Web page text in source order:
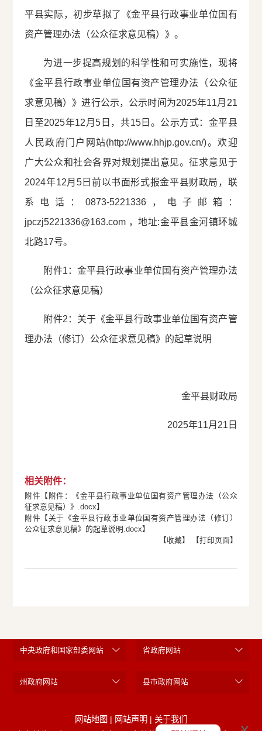
平县实际，初步草拟了《金平县行政事业单位国有
资产管理办法（公众征求意见稿）》。
为进一步提高规划的科学性和可实施性，现将
《金平县行政事业单位国有资产管理办法（公众征
求意见稿）》进行公示，公示时间为2025年11月21
日至2025年12月5日，共15日。公示方式：金平县
人民政府门户网站(http://www.hhjp.gov.cn/)。欢迎
广大公众和社会各界对规划提出意见。征求意见于
2024年12月5日前以书面形式报金平县财政局，联
系电话：0873-5221336，电子邮箱：
jpczj5221336@163.com ，地址:金平县金河镇环城
北路17号。
附件1：金平县行政事业单位国有资产管理办法
（公众征求意见稿）
附件2：关于《金平县行政事业单位国有资产管
理办法（修订）公众征求意见稿》的起草说明
金平县财政局
2025年11月21日
相关附件：
附件【 附件：《金平县行政事业单位国有资产管理办法（公众
征求意见稿）》.docx】
附件【关于《金平县行政事业单位国有资产管理办法（修订）
公众征求意见稿》的起草说明.docx】
【收藏】
【打印页面】
中央政府和国家部委网站 省政府网站
州政府网站 县市政府网站
网站地图 | 网站声明 | 关于我们